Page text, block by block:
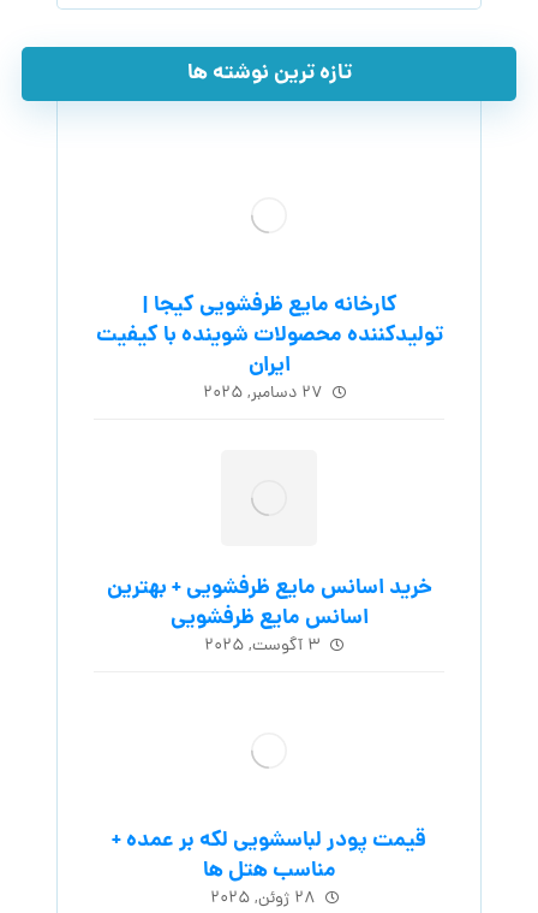
تازه ترین نوشته ها
کارخانه مایع ظرفشویی کیجا |
تولیدکننده محصولات شوینده با کیفیت
ایران
۲۷ دسامبر, ۲۰۲۵
خرید اسانس مایع ظرفشویی + بهترین
اسانس مایع ظرفشویی
۳ آگوست, ۲۰۲۵
قیمت پودر لباسشویی لکه بر عمده +
مناسب هتل ها
۲۸ ژوئن, ۲۰۲۵